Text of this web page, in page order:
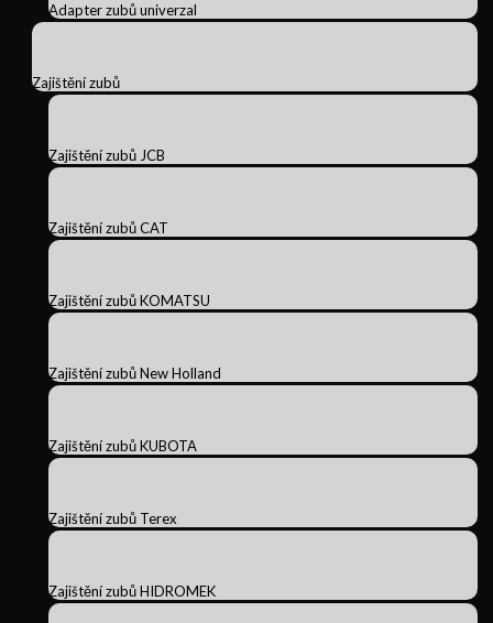
Adapter zubů univerzal
Zajištění zubů
Zajištění zubů JCB
Zajištění zubů CAT
Zajištění zubů KOMATSU
Zajištění zubů New Holland
Zajištění zubů KUBOTA
Zajištění zubů Terex
Zajištění zubů HIDROMEK